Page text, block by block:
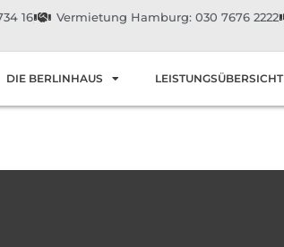
16 Vermietung Hamburg: 030 7676 2222
DIE BERLINHAUS LEISTUNGSÜBERSICHT